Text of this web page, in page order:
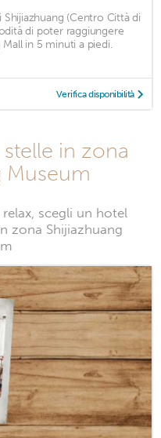
(Centro Città di
di poter raggiungere
in 5 minuti a piedi.
Verifica disponibilità
in zona
Museum
scegli un hotel
zona Shijiazhuang